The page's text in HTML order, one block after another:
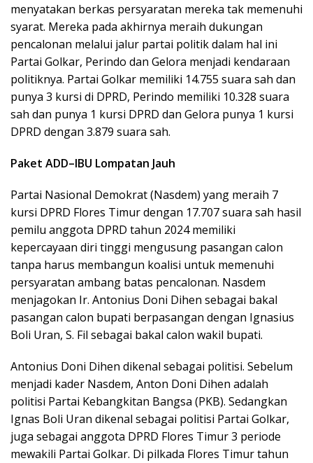
menyatakan berkas persyaratan mereka tak memenuhi
syarat. Mereka pada akhirnya meraih dukungan
pencalonan melalui jalur partai politik dalam hal ini
Partai Golkar, Perindo dan Gelora menjadi kendaraan
politiknya. Partai Golkar memiliki 14.755 suara sah dan
punya 3 kursi di DPRD, Perindo memiliki 10.328 suara
sah dan punya 1 kursi DPRD dan Gelora punya 1 kursi
DPRD dengan 3.879 suara sah.
Paket ADD–IBU Lompatan Jauh
Partai Nasional Demokrat (Nasdem) yang meraih 7
kursi DPRD Flores Timur dengan 17.707 suara sah hasil
pemilu anggota DPRD tahun 2024 memiliki
kepercayaan diri tinggi mengusung pasangan calon
tanpa harus membangun koalisi untuk memenuhi
persyaratan ambang batas pencalonan. Nasdem
menjagokan Ir. Antonius Doni Dihen sebagai bakal
pasangan calon bupati berpasangan dengan Ignasius
Boli Uran, S. Fil sebagai bakal calon wakil bupati.
Antonius Doni Dihen dikenal sebagai politisi. Sebelum
menjadi kader Nasdem, Anton Doni Dihen adalah
politisi Partai Kebangkitan Bangsa (PKB). Sedangkan
Ignas Boli Uran dikenal sebagai politisi Partai Golkar,
juga sebagai anggota DPRD Flores Timur 3 periode
mewakili Partai Golkar. Di pilkada Flores Timur tahun